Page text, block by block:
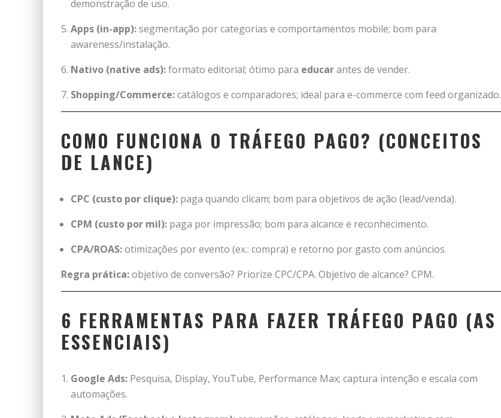
demonstração de uso.
Apps (in-app):segmentação por categorias e comportamentos mobile; bom para
awareness/instalação.
Nativo (native ads):formato editorial; ótimo para educarantes de vender.
Shopping/Commerce:catálogos e comparadores; ideal para e-commerce com feed organizado.
COMO FUNCIONA O TRÁFEGO PAGO? (CONCEITOS
DE LANCE)
CPC (custo por clique): paga quando clicam; bom para objetivos de ação (lead/venda).
CPM (custo por mil): paga por impressão; bom para alcance e reconhecimento.
CPA/ROAS:otimizações por evento (ex.: compra) e retorno por gasto com anúncios.
Regra prática:objetivo de conversão? Priorize CPC/CPA. Objetivo de alcance? CPM.
6 FERRAMENTAS PARA FAZER TRÁFEGO PAGO (AS
ESSENCIAIS)
Google Ads: Pesquisa, Display, YouTube, Performance Max; captura intenção e escala com
automações.